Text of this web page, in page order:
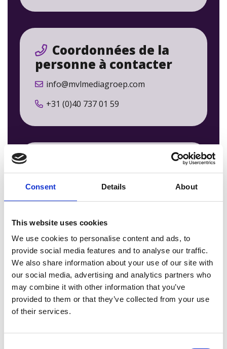
Consent Details About
This website uses cookies
We use cookies to personalise content and ads, to
provide social media features and to analyse our traffic.
We also share information about your use of our site with
our social media, advertising and analytics partners who
may combine it with other information that you’ve
provided to them or that they’ve collected from your use
of their services.
Coordonnées de la
personne à contacter
info@mvlmediagroep.com
+31 (0)40 737 01 59
itinéraire
Nos bureaux sont facilement accessibles
Cliquez ci-dessous pour obtenir un
itinéraire vers l'un de nos bureaux.
Leende (Siège social)
Valkenswaardseweg 27
5595 XB Leende
Pays-Bas